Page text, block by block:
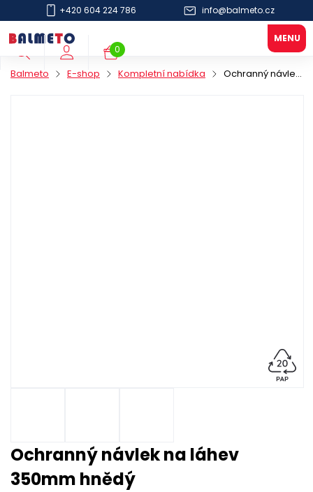
+420 604 224 786 info@balmeto.cz
0
Balmeto E-shop Kompletní nabídka Ochranný návlek na láhev 350mm hnědý
Ochranný návlek na láhev
350mm hnědý